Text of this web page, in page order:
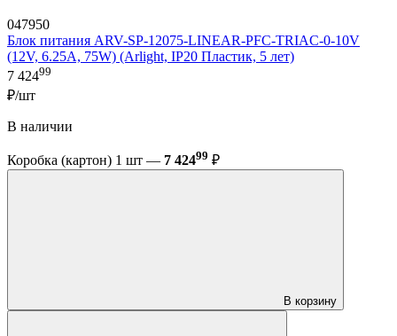
047950
Блок питания ARV-SP-12075-LINEAR-PFC-TRIAC-0-10V
(12V, 6.25A, 75W) (Arlight, IP20 Пластик, 5 лет)
7 42499
₽/шт
В наличии
Коробка (картон) 1 шт — 7 42499 ₽
В корзину